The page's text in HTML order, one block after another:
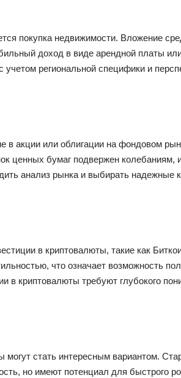
покупка недвижимости. Вложение
доход в виде арендной платы
региональной специфики и
в акции или облигации на фондовом
ценных бумаг подвержен колебаниям,
анализ рынка и выбирать надежные
в криптовалюты, такие как
что означает возможность
в криптовалюты требуют глубокого
могут стать интересным вариантом.
но имеют потенциал для быстрого